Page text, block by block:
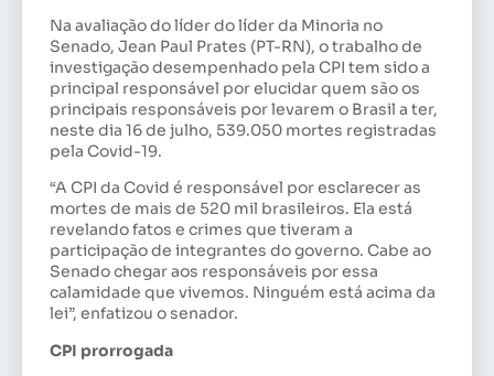
Na avaliação do líder do líder da Minoria no
Senado, Jean Paul Prates (PT-RN), o trabalho de
investigação desempenhado pela CPI tem sido a
principal responsável por elucidar quem são os
principais responsáveis por levarem o Brasil a ter,
neste dia 16 de julho, 539.050 mortes registradas
pela Covid-19.
“A CPI da Covid é responsável por esclarecer as
mortes de mais de 520 mil brasileiros. Ela está
revelando fatos e crimes que tiveram a
participação de integrantes do governo. Cabe ao
Senado chegar aos responsáveis por essa
calamidade que vivemos. Ninguém está acima da
lei”, enfatizou o senador.
CPI prorrogada